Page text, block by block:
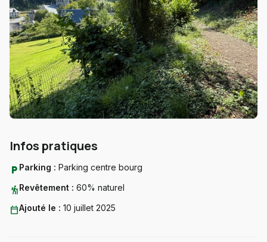
Infos pratiques
local_parking Parking : Parking centre bourg
hikingRevêtement : 60% naturel
calendar_todayAjouté le : 10 juillet 2025